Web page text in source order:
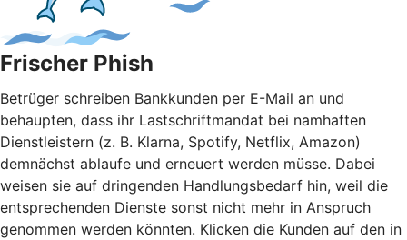
Frischer Phish
Betrüger schreiben Bankkunden per E-Mail an und
behaupten, dass ihr Lastschriftmandat bei namhaften
Dienstleistern (z. B. Klarna, Spotify, Netflix, Amazon)
demnächst ablaufe und erneuert werden müsse. Dabei
weisen sie auf dringenden Handlungsbedarf hin, weil die
entsprechenden Dienste sonst nicht mehr in Anspruch
genommen werden könnten. Klicken die Kunden auf den in